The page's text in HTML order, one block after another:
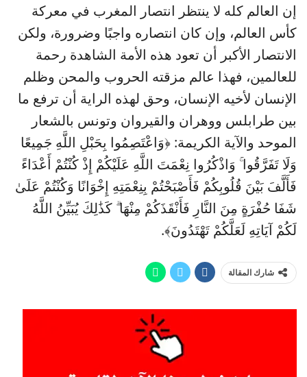
إن العالم كله لا ينتظر انتصار المغرب في معركة
كأس العالم، وإن كان انتصاره واجبًا وضرورة، ولكن
الانتصار الأكبر أن تعود هذه الأمة الشاهدة رحمة
للعالمين، فهذا عالم مزقته الحروب والمحن وظلم
الإنسان لأخيه الإنسان، وحق لهذه الراية أن ترفع ما
بين طرابلس ووهران والقيروان وتونس بالشعار
الموحد والآية الكريمة: ﴿وَاعْتَصِمُوا بِحَبْلِ اللَّهِ جَمِيعًا
وَلَا تَفَرَّقُوا ۚ وَاذْكُرُوا نِعْمَتَ اللَّهِ عَلَيْكُمْ إِذْ كُنْتُمْ أَعْدَاءً
فَأَلَّفَ بَيْنَ قُلُوبِكُمْ فَأَصْبَحْتُمْ بِنِعْمَتِهِ إِخْوَانًا وَكُنْتُمْ عَلَىٰ
شَفَا حُفْرَةٍ مِنَ النَّارِ فَأَنْقَذَكُمْ مِنْهَا ۗ كَذَٰلِكَ يُبَيِّنُ اللَّهُ
لَكُمْ آيَاتِهِ لَعَلَّكُمْ تَهْتَدُونَ﴾.
شارك المقالة